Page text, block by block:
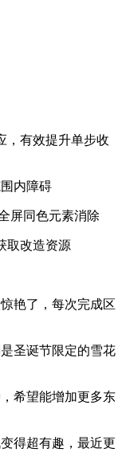
，有效提升单步收
内障碍
屏同色元素消除
取改造资源
艳了，每次完成区
圣诞节限定的雪花
希望能增加更多东
得超有趣，最近更